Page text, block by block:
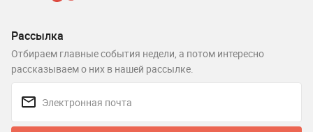
Рассылка
Отбираем главные события недели, а потом интересно
рассказываем о них в нашей рассылке.